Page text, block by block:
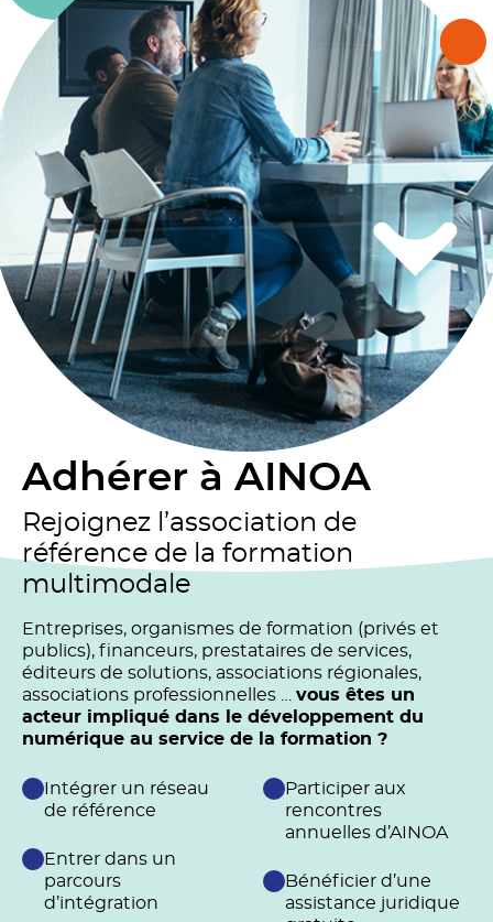
Adhérer à AINOA
Rejoignez l’association de
référence de la formation
multimodale
Entreprises, organismes de formation (privés et
publics), financeurs, prestataires de services,
éditeurs de solutions, associations régionales,
associations professionnelles … vous êtes un
acteur impliqué dans le développement du
numérique au service de la formation ?
Intégrer un réseau
de référence
Entrer dans un
parcours
d’intégration
Participer aux
rencontres
annuelles d’AINOA
Bénéficier d’une
assistance juridique